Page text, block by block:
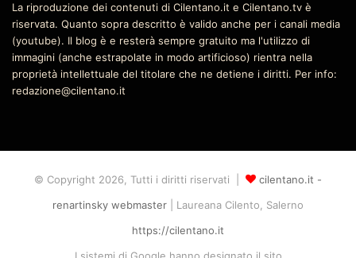
La riproduzione dei contenuti di Cilentano.it e Cilentano.tv è
riservata. Quanto sopra descritto è valido anche per i canali media
(youtube). Il blog è e resterà sempre gratuito ma l'utilizzo di
immagini (anche estrapolate in modo artificioso) rientra nella
proprietà intellettuale del titolare che ne detiene i diritti. Per info:
redazione@cilentano.it
© Copyright 2026, Tutti i diritti riservati |
cilentano.it -
renartinsky webmaster | Laureana Cilento, Salerno
https://cilentano.it